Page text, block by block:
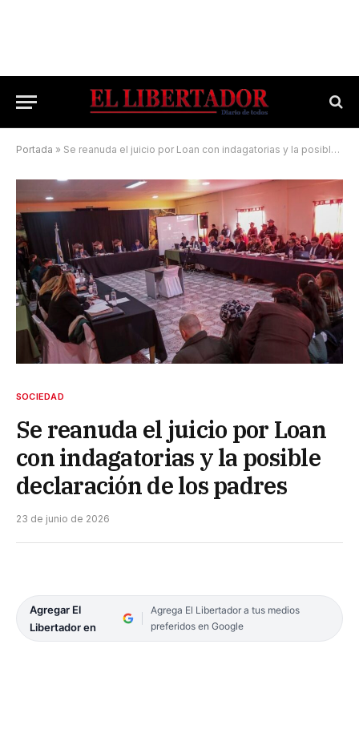
Portada » Se reanuda el juicio por Loan con indagatorias y la posible declaración de los padres
SOCIEDAD
Se reanuda el juicio por Loan
con indagatorias y la posible
declaración de los padres
23 de junio de 2026
Agregar El
Libertador en
Agrega El Libertador a tus medios
preferidos en Google